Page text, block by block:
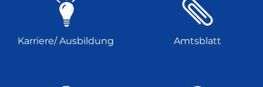
Karriere/ Ausbildung Amtsblatt